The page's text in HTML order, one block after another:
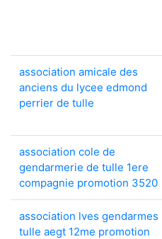
association amicale des
anciens du lycee edmond
perrier de tulle
association cole de
gendarmerie de tulle 1ere
compagnie promotion 3520
association lves gendarmes
tulle aegt 12me promotion